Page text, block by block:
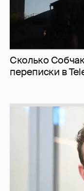
Сколько
перeписки в